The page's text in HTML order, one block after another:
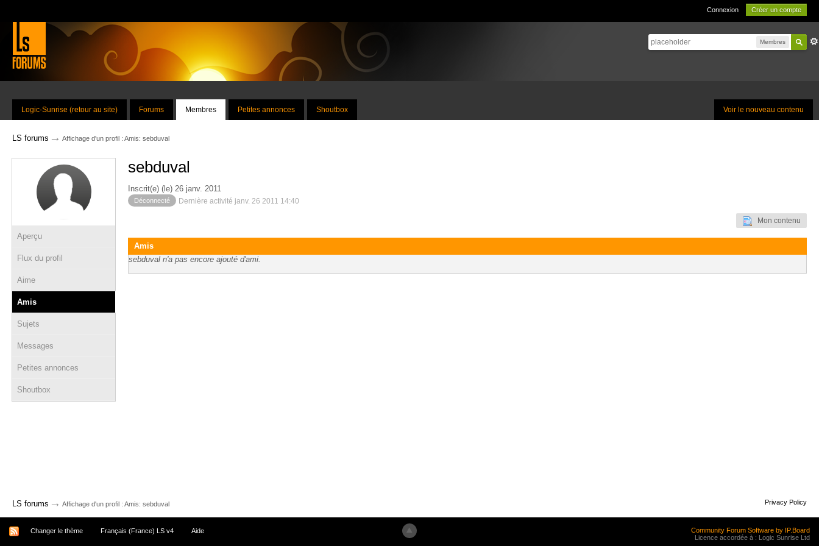
Connexion Créer un compte
Membres
Voir le nouveau contenu
Logic-Sunrise (retour au site) Forums Membres Petites annonces Shoutbox
LS forums → Affichage d'un profil : Amis: sebduval
Aperçu
Flux du profil
Aime
Amis
Sujets
Messages
Petites annonces
Shoutbox
sebduval
Inscrit(e) (le) 26 janv. 2011
Déconnecté Dernière activité janv. 26 2011 14:40
Mon contenu
Amis
sebduval n'a pas encore ajouté d'ami.
LS forums → Affichage d'un profil : Amis: sebduval Privacy Policy
Changer le thème Français (France) LS v4 Aide
Community Forum Software by IP.Board
Licence accordée à : Logic Sunrise Ltd